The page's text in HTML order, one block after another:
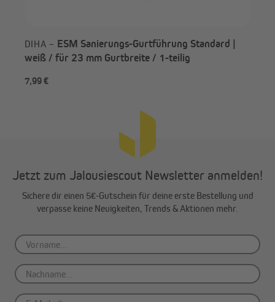
DIHA – ESM Sanierungs-Gurtführung Standard |
weiß / für 23 mm Gurtbreite / 1-teilig
7,99 €
Jetzt zum Jalousiescout Newsletter anmelden!
Sichere dir einen 5€-Gutschein für deine erste Bestellung und
verpasse keine Neuigkeiten, Trends & Aktionen mehr.